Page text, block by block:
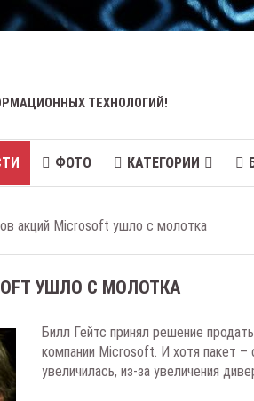
ТЕХНОЛОГИЙ!
ФОТО КАТЕГОРИИ
акций Microsoft ушло с молотка
УШЛО С МОЛОТКА
Билл Гейтс принял решение
компании Microsoft. И хотя пакет –
увеличилась, из-за увеличения